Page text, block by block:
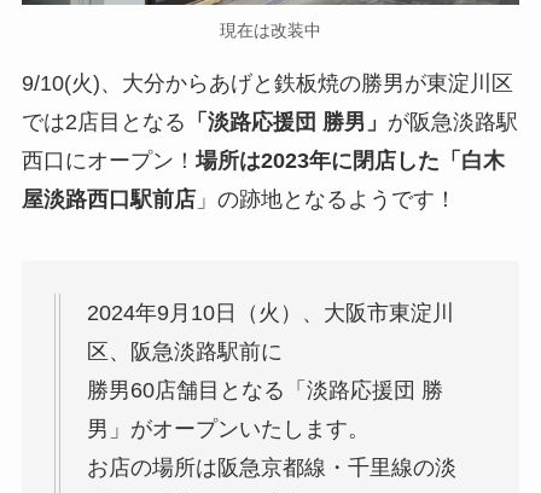
現在は改装中
9/10(火)、大分からあげと鉄板焼の勝男が東淀川区
では2店目となる 「淡路応援団 勝男」 が阪急淡路駅
西口にオープン！場所は2023年に閉店した「白木
屋淡路西口駅前店」の跡地となるようです！
2024年9月10日（火）、大阪市東淀川
区、阪急淡路駅前に
勝男60店舗目となる「淡路応援団 勝
男」がオープンいたします。
お店の場所は阪急京都線・千里線の淡